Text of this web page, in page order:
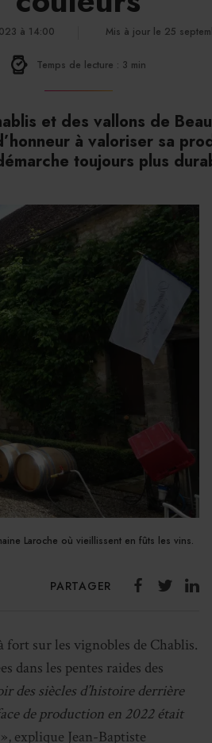
à 14:00 Mis à jour le 25
Temps de lecture : 3 min
et des vallons de
à valoriser sa
toujours plus
Laroche où vieillissent en fûts les vins.
PARTAGER
fort sur les vignobles de Chablis.
dans les pentes raides des
des siècles d’histoire derrière
de production en 2022 était
», explique Jean-Baptiste